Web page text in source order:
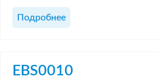
Подробнее
EBS0010